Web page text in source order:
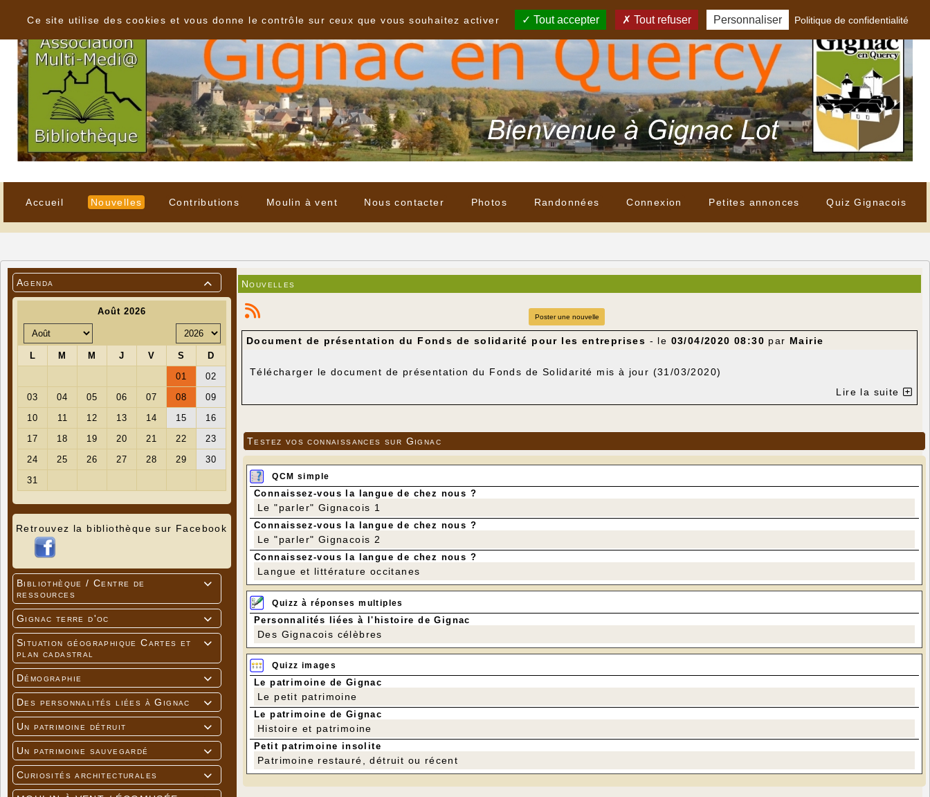
Accueil Nouvelles Contributions Moulin à vent Nous contacter Photos Randonnées Connexion Petites annonces Quiz Gignacois

Agenda
Retrouvez la bibliothèque sur Facebook

Bibliothèque / Centre de
ressources

Gignac terre d'oc

Situation géographique Cartes et
plan cadastral

Démographie

Des personnalités liées à Gignac

Un patrimoine détruit

Un patrimoine sauvegardé

Curiosités architecturales
Nouvelles
Poster une nouvelle
Document de présentation du Fonds de solidarité pour les entreprises - le 03/04/2020 08:30 par Mairie
Télécharger le document de présentation du Fonds de Solidarité mis à jour (31/03/2020)
Lire la suite
Testez vos connaissances sur Gignac
QCM simple
Connaissez-vous la langue de chez nous ?
Le "parler" Gignacois 1
Connaissez-vous la langue de chez nous ?
Le "parler" Gignacois 2
Connaissez-vous la langue de chez nous ?
Langue et littérature occitanes
Quizz à réponses multiples
Personnalités liées à l'histoire de Gignac
Des Gignacois célèbres
Quizz images
Le patrimoine de Gignac
Le petit patrimoine
Le patrimoine de Gignac
Histoire et patrimoine
Petit patrimoine insolite
Patrimoine restauré, détruit ou récent
Ce site utilise des cookies et vous donne le contrôle sur ceux que vous souhaitez activer
Tout accepter Tout refuser Personnaliser Politique de confidentialité